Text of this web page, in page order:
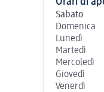
Sabato
Domenica
Lunedì
Martedì
Mercoledì
Giovedì
Venerdì